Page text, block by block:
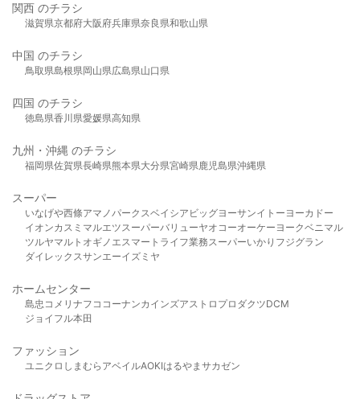
関西 のチラシ
滋賀県京都府大阪府兵庫県奈良県和歌山県
中国 のチラシ
鳥取県島根県岡山県広島県山口県
四国 のチラシ
徳島県香川県愛媛県高知県
九州・沖縄 のチラシ
福岡県佐賀県長崎県熊本県大分県宮崎県鹿児島県沖縄県
スーパー
いなげや西條アマノパークスベイシア ビッグヨーサンイトーヨーカドー
イオンカスミ マルエツスーパーバリューヤオコーオーケー ヨークベニマル
ツルヤマルト オギノ エスマート ライフ業務スーパーいかり フジグラン
ダイレックスサンエーイズミヤ
ホームセンター
島忠 コメリ ナフコ コーナンカインズアストロプロダクツDCM
ジョイフル本田
ファッション
ユニクロ しまむら アベイルAOKIはるやま サカゼン